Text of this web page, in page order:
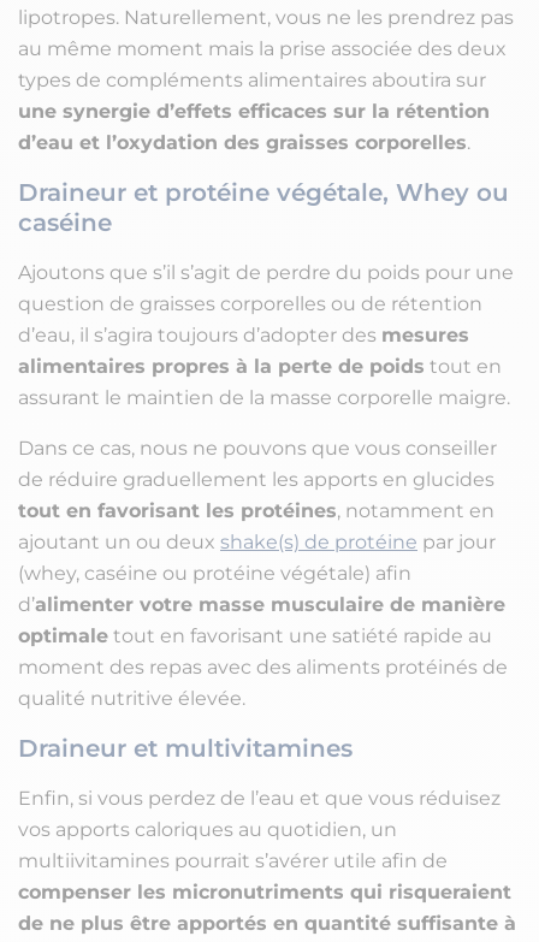
lipotropes. Naturellement, vous ne les prendrez pas
au même moment mais la prise associée des deux
types de compléments alimentaires aboutira sur
une synergie d’effets efficaces sur la rétention
d’eau et l’oxydation des graisses corporelles.
Draineur et protéine végétale, Whey ou
caséine
Ajoutons que s’il s’agit de perdre du poids pour une
question de graisses corporelles ou de rétention
d’eau, il s’agira toujours d’adopter des mesures
alimentaires propres à la perte de poids tout en
assurant le maintien de la masse corporelle maigre.
Dans ce cas, nous ne pouvons que vous conseiller
de réduire graduellement les apports en glucides
tout en favorisant les protéines, notamment en
ajoutant un ou deux shake(s) de protéine par jour
(whey, caséine ou protéine végétale) afin
d’alimenter votre masse musculaire de manière
optimale tout en favorisant une satiété rapide au
moment des repas avec des aliments protéinés de
qualité nutritive élevée.
Draineur et multivitamines
Enfin, si vous perdez de l’eau et que vous réduisez
vos apports caloriques au quotidien, un
multiivitamines pourrait s’avérer utile afin de
compenser les micronutriments qui risqueraient
de ne plus être apportés en quantité suffisante à